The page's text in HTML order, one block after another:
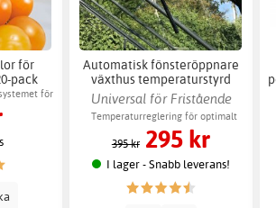
för
pack
för
Automatisk fönsteröppnare
växthus temperaturstyrd
ventilation
Universal för Fristående
växthus
Temperaturreglering för optimalt
växtklimat
395 kr 295 kr
I lager - Snabb leverans!